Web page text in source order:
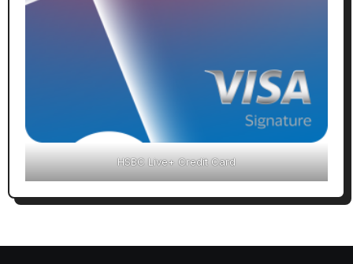
HSBC Live+ Credit Card